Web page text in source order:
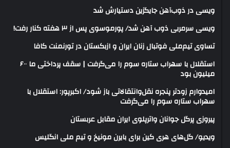
ویسی در ذوب‌آهن جایگزین دستیارش شد
ویسی سرمربی ذوب آهن شد/ پورموسوی پس از ۳ هفته کنار رفت!
تساوی تیم‌ملی فوتبال زنان ایران و ازبکستان در تورنمنت کافا
استقلال با سهراب ستاره سوم را می‌گرفت | سقف پرداختی ما ۶۰۰
میلیون بود
امیدوارم زودتر پنجره نقل‌وانتقالاتی باز شود/ اکبرپور: استقلال با
سهراب ستاره سوم را می‌گرفت
پیروزی پرگل جوانان واترپلوی ایران مقابل عربستان
ویدیو/ گل‌های هری‌ کین برای بایرن مونیخ و تیم ملی انگلیس